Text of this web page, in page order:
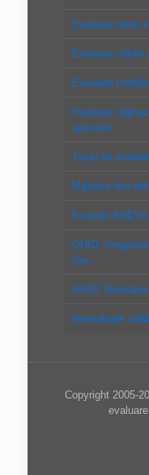
Evaluare teren
Evaluare clădiri
Evaluare
Evaluare
speciale
Tipuri de
Mijloace fixe
Evaluări
GHID:
fixe
GHID:
Reevaluare
Copyright 2005-